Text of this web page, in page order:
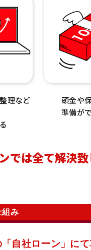
理など
頭金や
準備が
では全て解決
組み
自社ローン」に